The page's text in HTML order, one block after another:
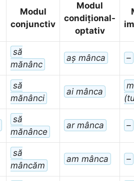
Modul
conjunctiv
Modul
condițional-
optativ
să
mănânc
aș mânca –
să
mănânci
ai mânca
să
mănânce
ar mânca –
să
mâncăm
am mânca –